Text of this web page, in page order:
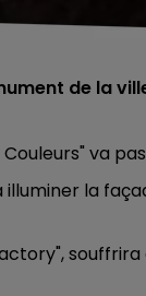
de la
va
la